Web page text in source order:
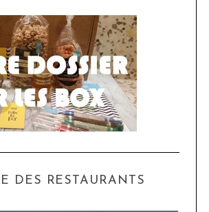
DES RESTAURANTS